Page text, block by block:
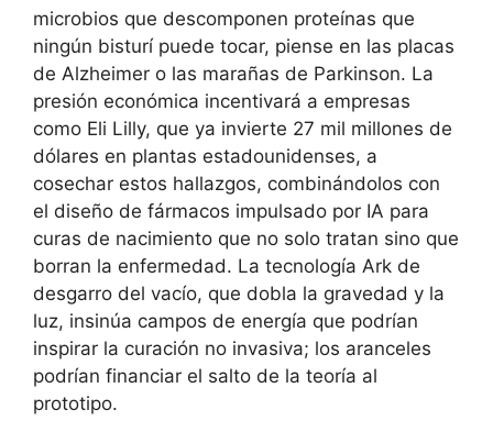
microbios que descomponen proteínas que
ningún bisturí puede tocar, piense en las placas
de Alzheimer o las marañas de Parkinson. La
presión económica incentivará a empresas
como Eli Lilly, que ya invierte 27 mil millones de
dólares en plantas estadounidenses, a
cosechar estos hallazgos, combinándolos con
el diseño de fármacos impulsado por IA para
curas de nacimiento que no solo tratan sino que
borran la enfermedad. La tecnología Ark de
desgarro del vacío, que dobla la gravedad y la
luz, insinúa campos de energía que podrían
inspirar la curación no invasiva; los aranceles
podrían financiar el salto de la teoría al
prototipo.